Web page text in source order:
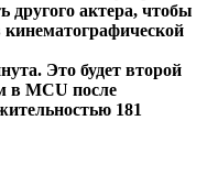
другого актера, чтобы
Это будет второй
в MCU после
181